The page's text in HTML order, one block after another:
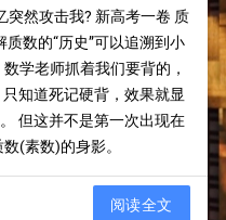
然攻击我? 新高考一卷 质
数的“历史”可以追溯到小
学老师抓着我们要背的，
知道死记硬背，效果就显
但这并不是第一次出现在
(素数)的身影。
阅读全文